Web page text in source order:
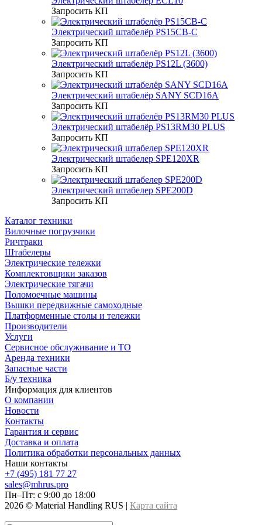
Запросить КП
Электрический штабелёр PS15CB-C
Запросить КП
Электрический штабелёр PS12L (3600)
Запросить КП
Электрический штабелёр SANY SCD16A
Запросить КП
Электрический штабелёр PS13RM30 PLUS
Запросить КП
Электрический штабелер SPE120XR
Запросить КП
Электрический штабелер SPE200D
Запросить КП
Каталог техники
Вилочные погрузчики
Ричтраки
Штабелеры
Электрические тележки
Комплектовщики заказов
Электрические тягачи
Поломоечные машины
Вышки передвижные самоходные
Платформенные столы и тележки
Производители
Услуги
Сервисное обслуживание и ТО
Аренда техники
Запасные части
Б/у техника
Информация для клиентов
О компании
Новости
Контакты
Гарантия и сервис
Доставка и оплата
Политика обработки персональных данных
Наши контакты
+7 (495) 181 77 27
sales@mhrus.pro
Пн–Пт: с 9:00 до 18:00
2026 © Material Handling RUS | Карта сайта